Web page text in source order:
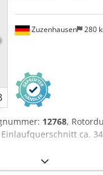
Zuzenhausen 280
12768,
ca.